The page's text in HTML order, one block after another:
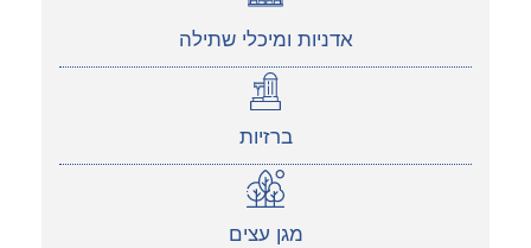
אדניות ומיכלי שתילה
ברזיות
מגן עצים